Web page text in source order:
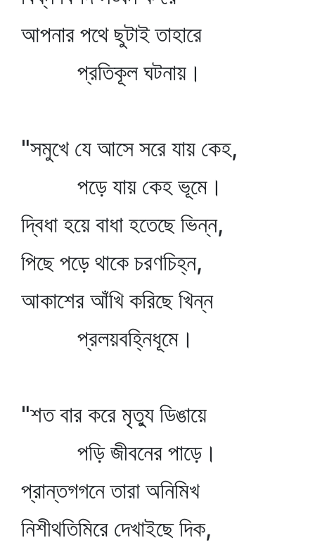
আপনার পথে ছুটাই তাহারে
প্রতিকূল ঘটনায়।
"সমুখে যে আসে সরে যায় কেহ,
পড়ে যায় কেহ ভূমে।
দ্বিধা হয়ে বাধা হতেছে ভিন্ন,
পিছে পড়ে থাকে চরণচিহ্ন,
আকাশের আঁখি করিছে খিন্ন
প্রলয়বহ্নিধূমে।
"শত বার করে মৃত্যু ডিঙায়ে
পড়ি জীবনের পাড়ে।
প্রান্তগগনে তারা অনিমিখ
নিশীথতিমিরে দেখাইছে দিক,